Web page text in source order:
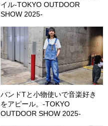
イル-TOKYO OUTDOOR
SHOW 2025-
バンドTと小物使いで音楽好き
をアピール。-TOKYO
OUTDOOR SHOW 2025-